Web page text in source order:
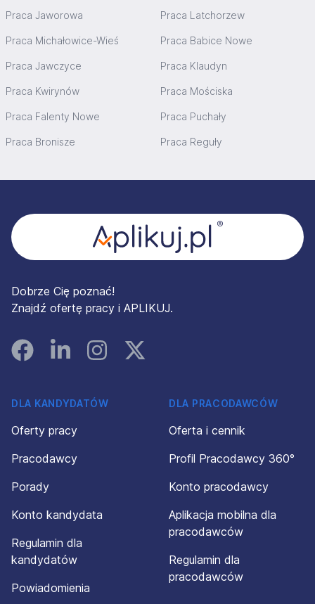
Praca Jaworowa Praca Latchorzew
Praca Michałowice-Wieś Praca Babice Nowe
Praca Jawczyce Praca Klaudyn
Praca Kwirynów Praca Mościska
Praca Falenty Nowe Praca Puchały
Praca Bronisze Praca Reguły
Dobrze Cię poznać!
Znajdź ofertę pracy i APLIKUJ.
FacebookLinked InInstagramInstagram
DLA KANDYDATÓW
Oferty pracy
Pracodawcy
Porady
Konto kandydata
Regulamin dla
kandydatów
Powiadomienia
DLA PRACODAWCÓW
Oferta i cennik
Profil Pracodawcy 360°
Konto pracodawcy
Aplikacja mobilna dla
pracodawców
Regulamin dla
pracodawców